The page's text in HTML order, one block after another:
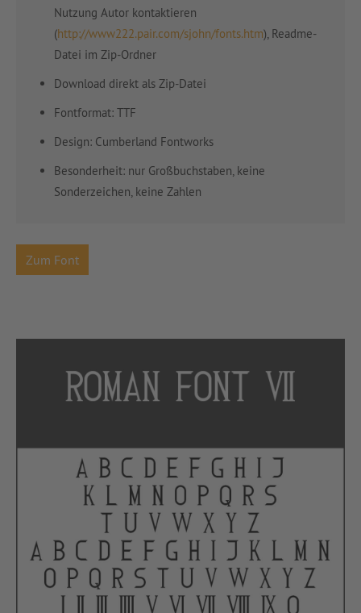
Nutzung Autor kontaktieren
(http://www222.pair.com/sjohn/fonts.htm), Readme-
Datei im Zip-Ordner
Download direkt als Zip-Datei
Fontformat: TTF
Design: Cumberland Fontworks
Besonderheit: nur Großbuchstaben, keine
Sonderzeichen, keine Zahlen
Zum Font